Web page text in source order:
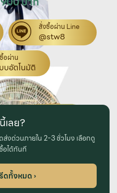
สั่งซื้อผ่าน Line
@stw8
อผ่าน
บอัตโนมัติ
ลย?
งด่วนภายใน 2-3 ชั่วโมง เลือกดู
ได้ทันที
ดทั้งหมด ›